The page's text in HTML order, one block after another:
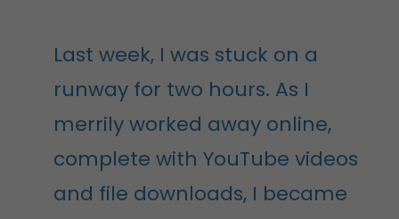
Last week, I was stuck on a
runway for two hours. As I
merrily worked away online,
complete with YouTube videos
and file downloads, I became